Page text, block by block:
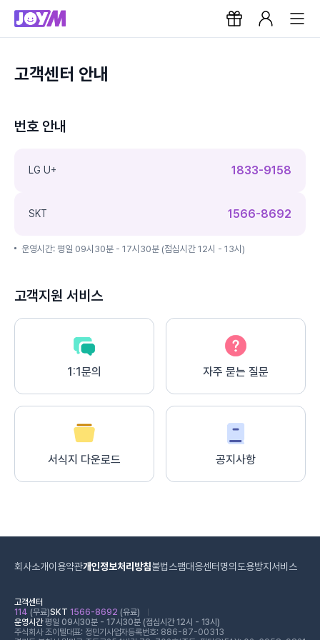
고객센터 안내
번호 안내
LG U+ 1833-9158
SKT 1566-8692
운영시간: 평일 09시30분 - 17시30분 (점심시간 12시 - 13시)
고객지원 서비스
1:1문의 자주 묻는 질문
서식지 다운로드 공지사항
회사소개이용약관개인정보처리방침불법스팸대응센터 명의도용방지서비스
고객센터
114 (무료)SKT 1566-8692 (유료)
운영시간평일 09시30분 - 17시30분 (점심시간 12시 - 13시)
주식회사 조이텔대표: 정민기 사업자등록번호: 886-87-00313